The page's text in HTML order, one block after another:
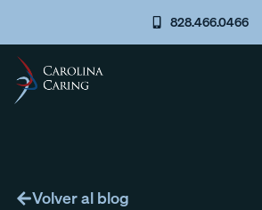
828.466.0466
Volver al blog